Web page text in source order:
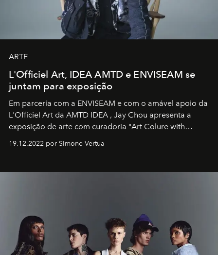
ARTE
L'Officiel Art, IDEA AMTD e ENVISEAM se
juntam para exposição
Em parceria com a ENVISEAM e com o amável apoio da
L'Officiel Art da AMTD IDEA , Jay Chou apresenta a
exposição de arte com curadoria "Art Colure with
19.12.2022 por SImone Vertua